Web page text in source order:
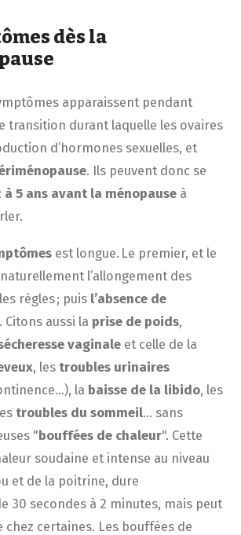
dès la
apparaissent pendant
transition durant laquelle les ovaires
d’hormones sexuelles, et
. Ils peuvent donc se
à 5 ans avant la ménopauseà
est longue. Le premier, et le
l’allongement des
règles ; puis l’absence de
Citons aussi la prise de poids,
vaginaleet celle de la
, les troubles urinaires
la baisse de la libido, les
troubles du sommeil… sans
"bouffées de chaleur". Cette
soudaine et intense au niveau
et de la poitrine, dure
30 secondes à 2 minutes, mais peut
chez certaines. Les bouffées de